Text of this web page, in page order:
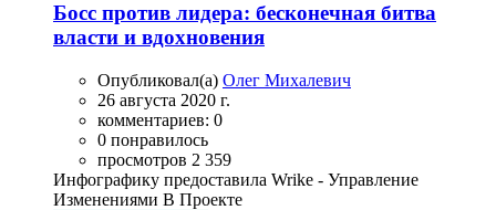
Босс против лидера: бесконечная битва
власти и вдохновения
Опубликовал(а) Олег Михалевич
26 августа 2020 г.
комментариев: 0
0 понравилось
просмотров 2 359
Инфографику предоставила Wrike - Управление
Изменениями В Проекте